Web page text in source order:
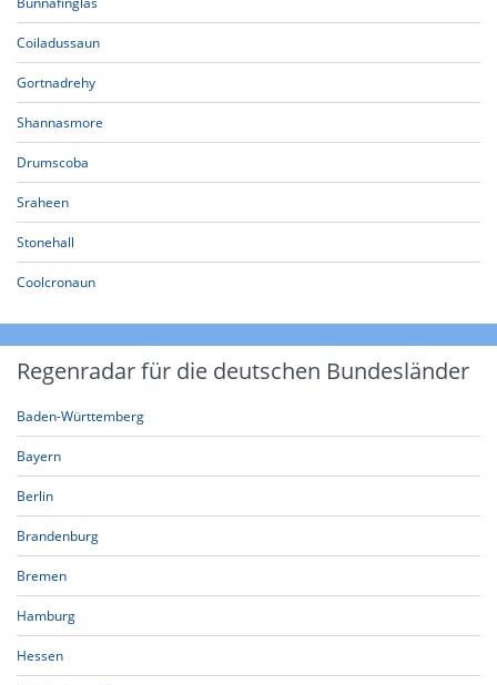
Coiladussaun
Gortnadrehy
Shannasmore
Drumscoba
Sraheen
Stonehall
Coolcronaun
Regenradar für die deutschen Bundesländer
Baden-Württemberg
Bayern
Berlin
Brandenburg
Bremen
Hamburg
Hessen